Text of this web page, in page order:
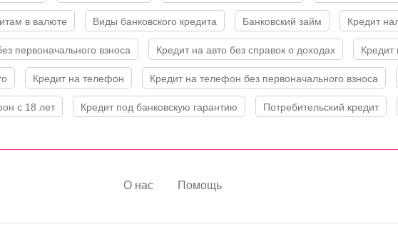
в валюте Виды банковского кредита Банковский займ Кредит
первоначального взноса Кредит на авто без справок о доходах
Кредит на телефон Кредит на телефон без первоначального взноса
с 18 лет Кредит под банковскую гарантию Потребительский кредит
О нас Помощь